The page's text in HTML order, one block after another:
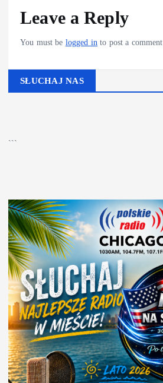
Leave a Reply
You must be logged in to post a comment.
SŁUCHAJ NAS
```